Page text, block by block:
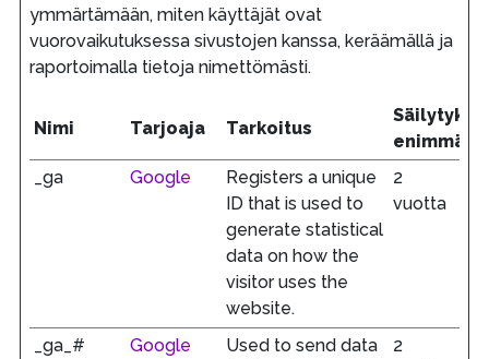
ymmärtämään, miten käyttäjät ovat
vuorovaikutuksessa sivustojen kanssa, keräämällä ja
raportoimalla tietoja nimettömästi.
Nimi Tarjoaja Tarkoitus
_ga
Google
Registers a unique
ID that is used to
generate statistical
data on how the
visitor uses the
website.
2
vuotta
_ga_# Google
Used to send data
2